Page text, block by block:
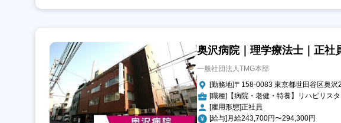
奥沢病院｜理学療法士｜正社
一般社団法人TMG本部
[勤務地]〒158-0083 東京都世田谷区奥沢
[職種]【病院・老健・特養】リハビリス
[雇用形態]正社員
[給与]月給243,700円〜294,300円